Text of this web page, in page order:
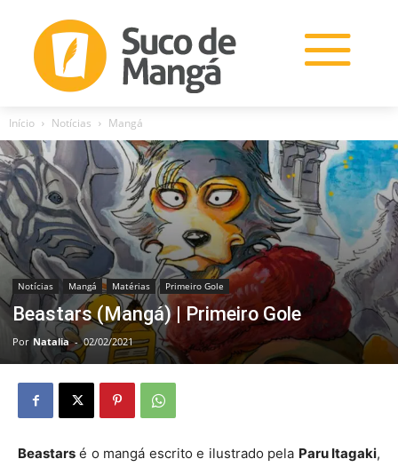
Início Notícias Mangá
Notícias Mangá Matérias Primeiro Gole
Beastars (Mangá) | Primeiro Gole
Por Natalia - 02/02/2021
Beastars é o mangá escrito e ilustrado pela Paru Itagaki,